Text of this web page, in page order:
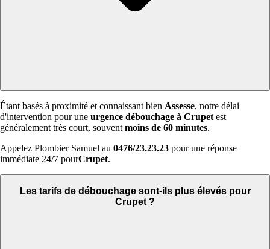
Étant basés à proximité et connaissant bien Assesse, notre délai
d'intervention pour une urgence débouchage à Crupet est
généralement très court, souvent moins de 60 minutes.
Appelez Plombier Samuel au 0476/23.23.23 pour une réponse
immédiate 24/7 pourCrupet.
Les tarifs de débouchage sont-ils plus élevés pour
Crupet ?